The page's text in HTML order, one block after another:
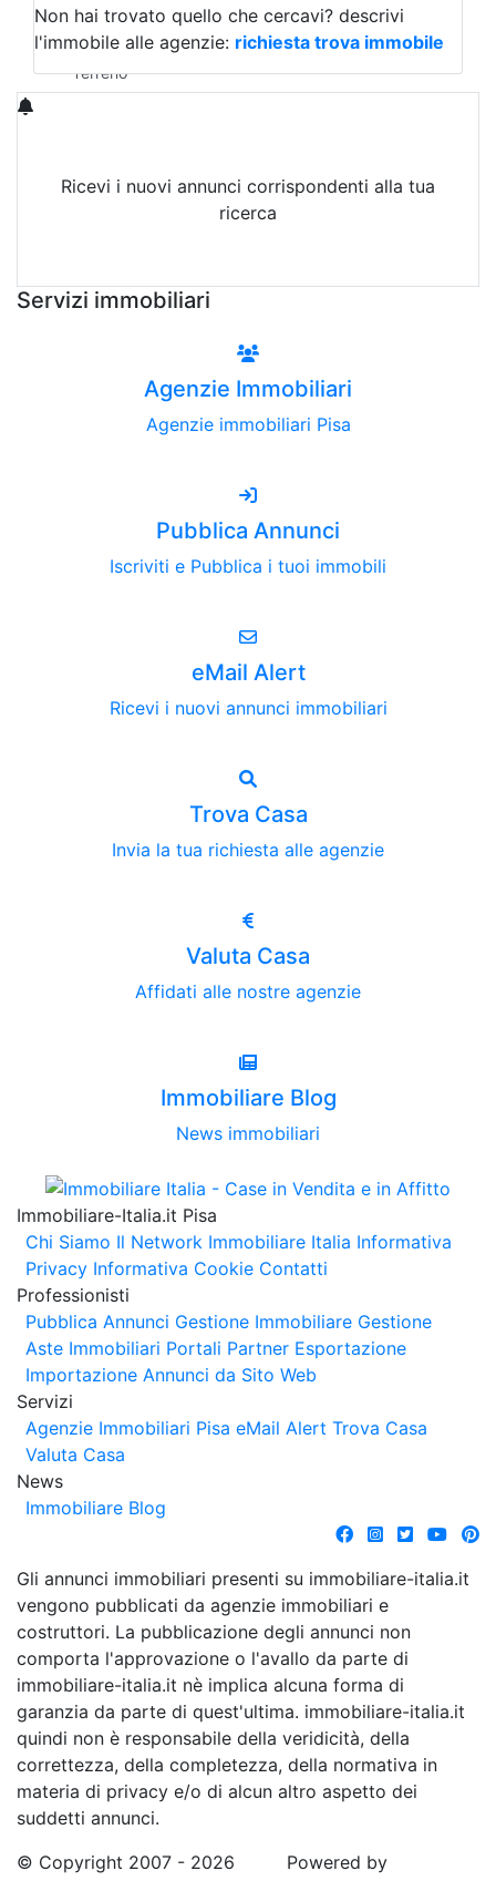
Qualsiasi
Terreno edificabile
Terreno
Non hai trovato quello che cercavi? descrivi
l'immobile alle agenzie: richiesta trova immobile
Ricevi i nuovi annunci corrispondenti alla tua
ricerca
Servizi immobiliari
Agenzie Immobiliari
Agenzie immobiliari Pisa
Pubblica Annunci
Iscriviti e Pubblica i tuoi immobili
eMail Alert
Ricevi i nuovi annunci immobiliari
Trova Casa
Invia la tua richiesta alle agenzie
Valuta Casa
Affidati alle nostre agenzie
Immobiliare Blog
News immobiliari
Immobiliare-Italia.it Pisa
Chi Siamo Il Network Immobiliare Italia Informativa
Privacy Informativa Cookie Contatti
Professionisti
Pubblica Annunci Gestione Immobiliare Gestione
Aste Immobiliari Portali Partner Esportazione
Importazione Annunci da Sito Web
Servizi
Agenzie Immobiliari Pisa eMail Alert Trova Casa
Valuta Casa
News
Immobiliare Blog
Gli annunci immobiliari presenti su immobiliare-italia.it
vengono pubblicati da agenzie immobiliari e
costruttori. La pubblicazione degli annunci non
comporta l'approvazione o l'avallo da parte di
immobiliare-italia.it nè implica alcuna forma di
garanzia da parte di quest'ultima. immobiliare-italia.it
quindi non è responsabile della veridicità, della
correttezza, della completezza, della normativa in
materia di privacy e/o di alcun altro aspetto dei
suddetti annunci.
© Copyright 2007 - 2026
Powered by